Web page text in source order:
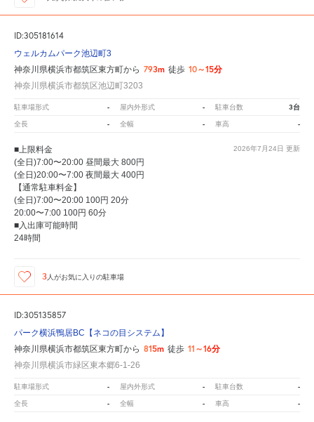
ID:305181614
ウェルカムパーク池辺町3
神奈川県横浜市都筑区東方町から 793m 徒歩 10～15分
神奈川県横浜市都筑区池辺町3203
駐車場形式 - 屋内外形式 - 駐車台数 3台
全長 - 全幅 - 車高 -
2026年7月24日 更新
■上限料金
(全日)7:00〜20:00 昼間最大 800円
(全日)20:00〜7:00 夜間最大 400円
【通常駐車料金】
(全日)7:00〜20:00 100円 20分
20:00〜7:00 100円 60分
■入出庫可能時間
24時間
3人がお気に入りの駐車場
ID:305135857
パーク横浜鴨居BC【ネコの目システム】
神奈川県横浜市都筑区東方町から 815m 徒歩 11～16分
神奈川県横浜市緑区東本郷6-1-26
駐車場形式 - 屋内外形式 - 駐車台数 -
全長 - 全幅 - 車高 -